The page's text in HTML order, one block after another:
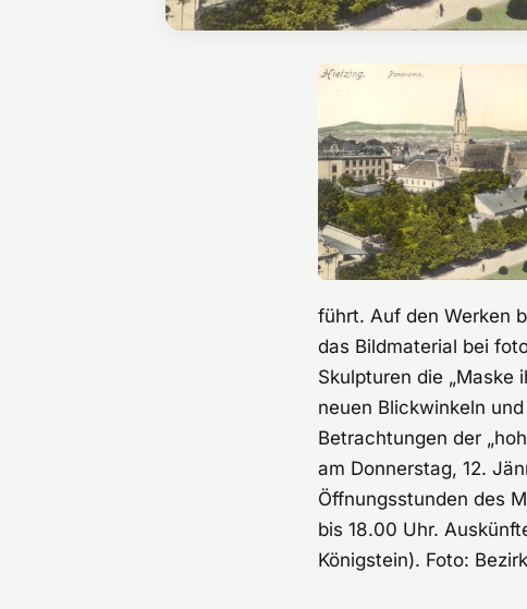
führt. Auf den Werken
das Bildmaterial bei
Skulpturen die „Maske
neuen Blickwinkeln
Betrachtungen der
am Donnerstag, 12.
Öffnungsstunden des
bis 18.00 Uhr.
Königstein). Foto: